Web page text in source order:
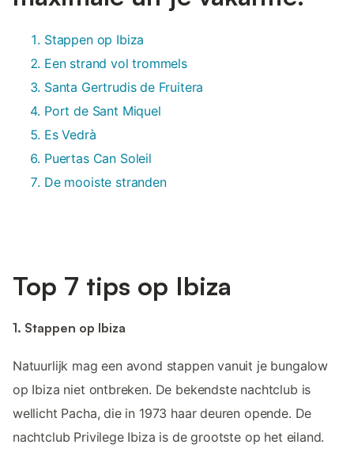
Stappen op Ibiza
Een strand vol trommels
Santa Gertrudis de Fruitera
Port de Sant Miquel
Es Vedrà
Puertas Can Soleil
De mooiste stranden
Top 7 tips op Ibiza
1. Stappen op Ibiza
Natuurlijk mag een avond stappen vanuit je bungalow
op Ibiza niet ontbreken. De bekendste nachtclub is
wellicht Pacha, die in 1973 haar deuren opende. De
nachtclub Privilege Ibiza is de grootste op het eiland.